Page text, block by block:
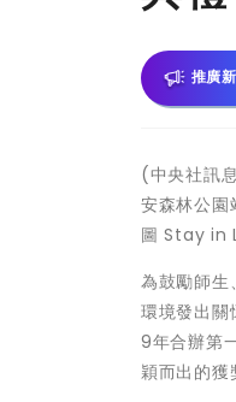
推廣
(中央社訊
安森林公園
圖 Stay in
為鼓勵師生
環境發出關
9年合辦第
穎而出的獲